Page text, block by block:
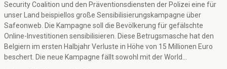
Security Coalition und den Präventionsdiensten der Polizei eine für
unser Land beispiellos große Sensibilisierungskampagne über
Safeonweb. Die Kampagne soll die Bevölkerung für gefälschte
Online-Investitionen sensibilisieren. Diese Betrugsmasche hat den
Belgiern im ersten Halbjahr Verluste in Höhe von 15 Millionen Euro
beschert. Die neue Kampagne fällt sowohl mit der World...